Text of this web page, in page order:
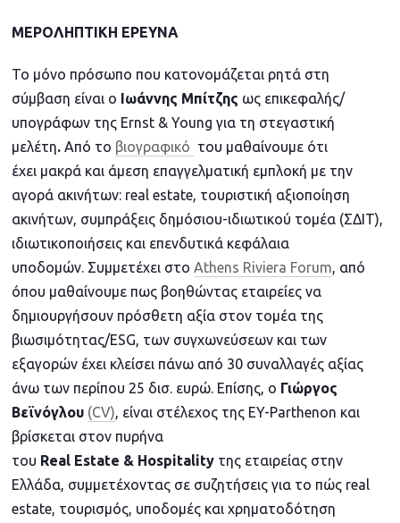
ΜΕΡΟΛΗΠΤΙΚΗ ΕΡΕΥΝΑ
Το μόνο πρόσωπο που κατονομάζεται ρητά στη
σύμβαση είναι ο Ιωάννης Μπίτζης ως επικεφαλής/
υπογράφων της Ernst & Young για τη στεγαστική
μελέτη. Από το βιογραφικό του μαθαίνουμε ότι
έχει μακρά και άμεση επαγγελματική εμπλοκή με την
αγορά ακινήτων: real estate, τουριστική αξιοποίηση
ακινήτων, συμπράξεις δημόσιου-ιδιωτικού τομέα (ΣΔΙΤ),
ιδιωτικοποιήσεις και επενδυτικά κεφάλαια
υποδομών. Συμμετέχει στο Athens Riviera Forum , από
όπου μαθαίνουμε πως βοηθώντας εταιρείες να
δημιουργήσουν πρόσθετη αξία στον τομέα της
βιωσιμότητας/ESG, των συγχωνεύσεων και των
εξαγορών έχει κλείσει πάνω από 30 συναλλαγές αξίας
άνω των περίπου 25 δισ. ευρώ. Επίσης, ο Γιώργος
Βεϊνόγλου (CV) , είναι στέλεχος της EY-Parthenon και
βρίσκεται στον πυρήνα
του Real Estate & Hospitality της εταιρείας στην
Ελλάδα, συμμετέχοντας σε συζητήσεις για το πώς real
estate, τουρισμός, υποδομές και χρηματοδότηση